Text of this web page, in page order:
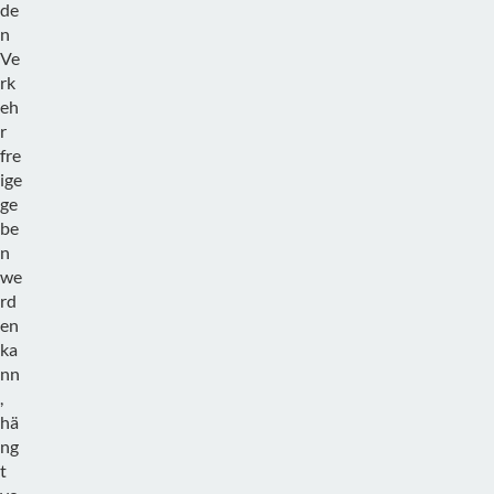
de
n
Ve
rk
eh
r
fre
ige
ge
be
n
we
rd
en
ka
nn
,
hä
ng
t